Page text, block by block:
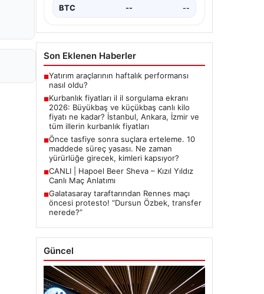
BTC -- --
Son Eklenen Haberler
■Yatırım araçlarının haftalık performansı
nasıl oldu?
■Kurbanlık fiyatları il il sorgulama ekranı
2026: Büyükbaş ve küçükbaş canlı kilo
fiyatı ne kadar? İstanbul, Ankara, İzmir ve
tüm illerin kurbanlık fiyatları
■Önce tasfiye sonra suçlara erteleme. 10
maddede süreç yasası. Ne zaman
yürürlüğe girecek, kimleri kapsıyor?
■CANLI | Hapoel Beer Sheva – Kızıl Yıldız
Canlı Maç Anlatımı
■Galatasaray taraftarından Rennes maçı
öncesi protesto! “Dursun Özbek, transfer
nerede?”
Güncel